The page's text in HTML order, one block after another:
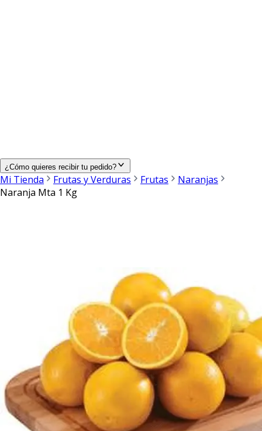
¿Cómo quieres recibir tu pedido?
Mi Tienda Frutas y Verduras Frutas
Naranjas
Naranja Mta 1 Kg